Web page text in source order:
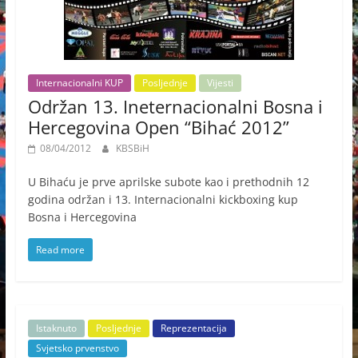
Internacionalni KUP Posljednje Vijesti
Održan 13. Ineternacionalni Bosna i
Hercegovina Open “Bihać 2012”
08/04/2012 KBSBiH
U Bihaću je prve aprilske subote kao i prethodnih 12
godina održan i 13. Internacionalni kickboxing kup
Bosna i Hercegovina
Read more
Istaknuto Posljednje
Reprezentacija
Svjetsko prvenstvo